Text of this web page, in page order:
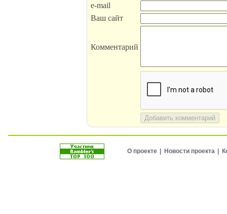
e-mail
Ваш сайт
Комментарий
Добавить комментарий
О проекте Новости проекта